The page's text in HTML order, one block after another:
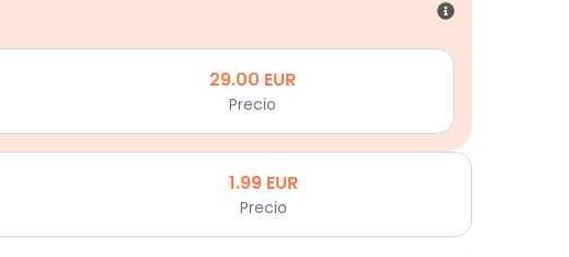
29.00 EUR
Precio
1.99 EUR
Precio